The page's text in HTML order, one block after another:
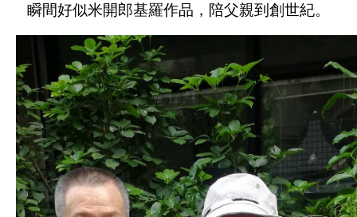
瞬間好似米開郎基羅作品，陪父親到創世紀。